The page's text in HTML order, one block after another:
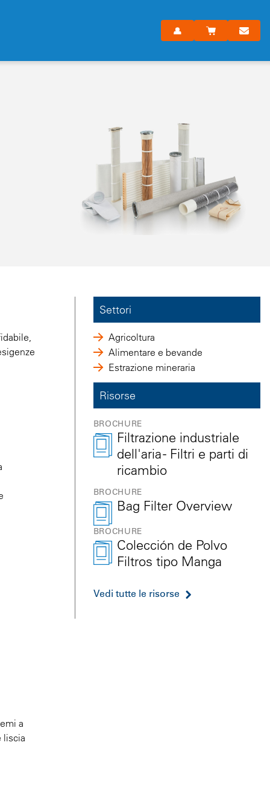
a
liscia
Settori
Agricoltura
Alimentare e bevande
Estrazione mineraria
Risorse
BROCHURE
Filtrazione industriale
dell'aria - Filtri e parti di
ricambio
BROCHURE
Bag Filter Overview
BROCHURE
Colección de Polvo
Filtros tipo Manga
Vedi tutte le risorse